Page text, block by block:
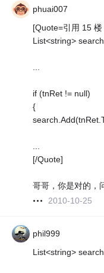
phuai007
[Quote=引用 15
List<string>
...
if (tnRet != null)
{
...
[/Quote]
哥哥，你是对的，
2010-10-25
phil999
List<string>